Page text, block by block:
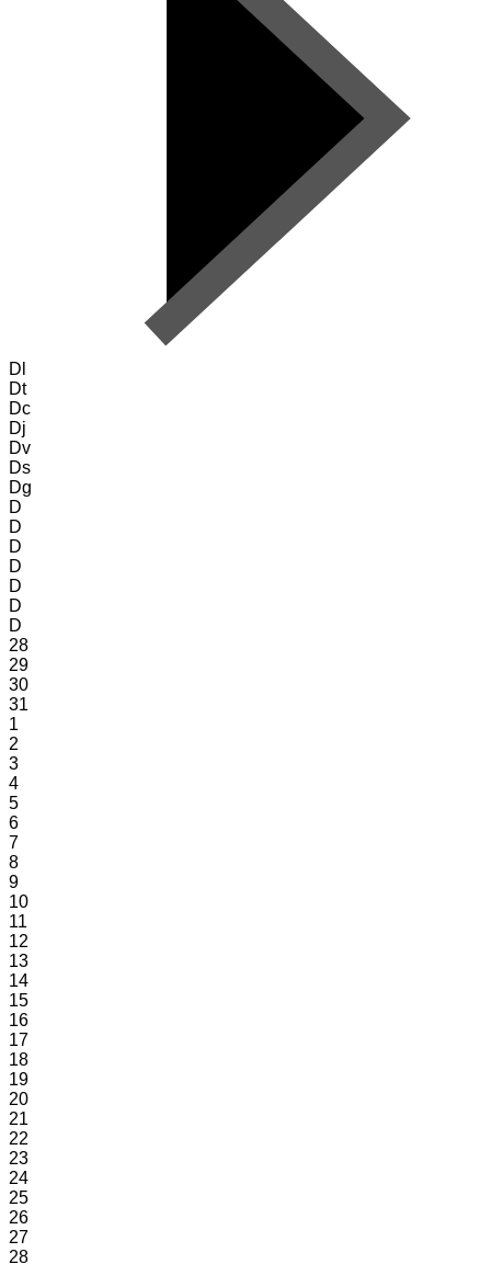
Dl
Dt
Dc
Dj
Dv
Ds
Dg
D
D
D
D
D
D
D
28
29
30
31
1
2
3
4
5
6
7
8
9
10
11
12
13
14
15
16
17
18
19
20
21
22
23
24
25
26
27
28